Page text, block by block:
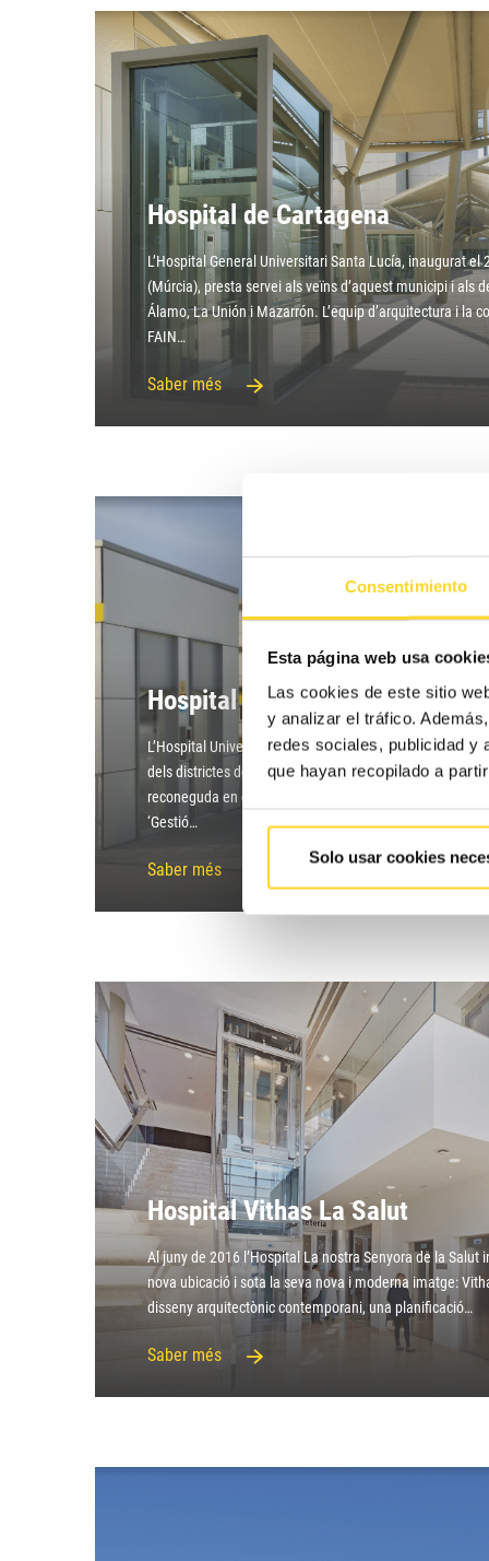
Consentimiento
Esta página web usa
Las cookies de este sitio
y analizar el tráfico.
redes sociales, publicidad y
que hayan recopilado a
Solo usar cookies
Hospital de Cartagena
L’Hospital General Universitari Santa Lucía, inaugurat
(Múrcia), presta servei als veïns d’aquest municipi i als
Álamo, La Unión i Mazarrón. L’equip d’arquitectura i la
FAIN…
Saber més
Hospital Infanta Leonor
L’Hospital Universitari Infanta Leonor, inaugurat el
dels districtes de Vila de Vallecas i Pont de Vallecas. La
reconeguda en diverses ocasions, com als Premis
‘Gestió…
Saber més
Hospital Vithas La Salut
Al juny de 2016 l’Hospital La nostra Senyora de la Salut
nova ubicació i sota la seva nova i moderna imatge:
disseny arquitectònic contemporani, una planificació…
Saber més